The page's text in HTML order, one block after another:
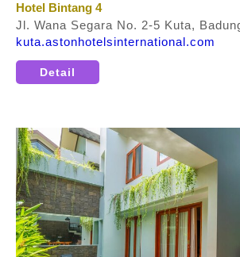
Hotel Bintang 4
Jl. Wana Segara No. 2-5 Kuta,
kuta.astonhotelsinternational.com
Detail